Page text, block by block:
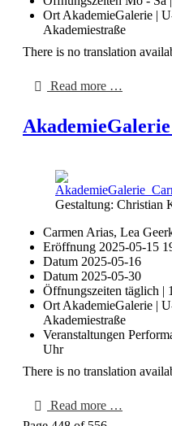
Ort AkademieGalerie |
Akademiestraße
There is no translation
Read more …
Gestaltung: Christian
Carmen Arias, Lea
Eröffnung 2025-05-15
Datum 2025-05-16
Datum 2025-05-30
Öffnungszeiten täglich |
Ort AkademieGalerie |
Akademiestraße
Veranstaltungen
Uhr
There is no translation
Read more …